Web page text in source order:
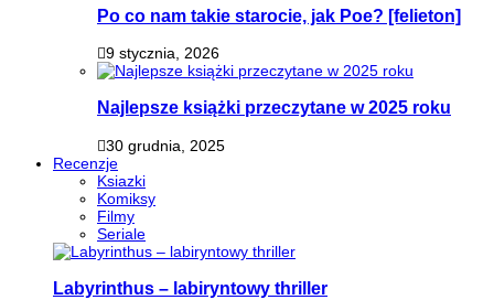
Po co nam takie starocie, jak Poe? [felieton]
9 stycznia, 2026
Najlepsze książki przeczytane w 2025 roku
30 grudnia, 2025
Recenzje
Ksiazki
Komiksy
Filmy
Seriale
Labyrinthus – labiryntowy thriller